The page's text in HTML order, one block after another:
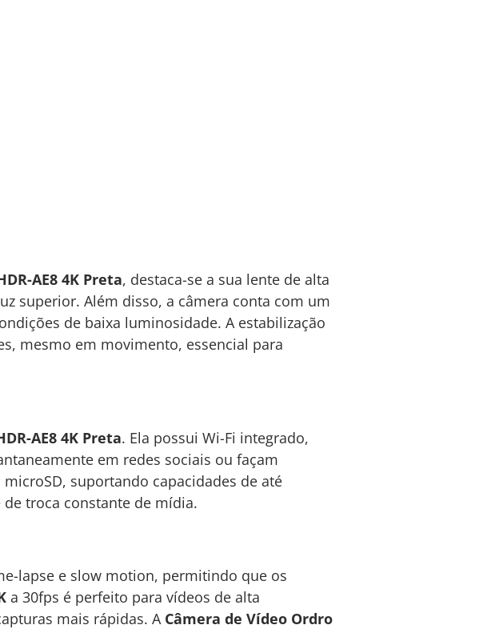
AE8 4K Preta, destaca-se a sua lente de alta
superior. Além disso, a câmera conta com um
de baixa luminosidade. A estabilização
mesmo em movimento, essencial para
AE8 4K Preta. Ela possui Wi-Fi integrado,
em redes sociais ou façam
suportando capacidades de até
de troca constante de mídia.
lapse e slow motion, permitindo que os
a 30fps é perfeito para vídeos de alta
mais rápidas. A Câmera de Vídeo Ordro